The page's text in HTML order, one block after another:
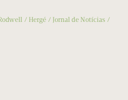
Hergé
Jornal de Notícias